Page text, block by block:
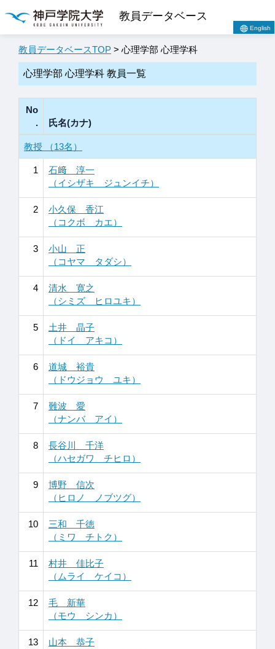
教員データベース
English
教員データベースTOP > 心理学部 心理学科
心理学部 心理学科 教員一覧
No
.
氏名(カナ)
教授 （13名）
1
石﨑 淳一
（イシザキ ジュンイチ）
2
小久保 香江
（コクボ カエ）
3
小山 正
（コヤマ タダシ）
4
清水 寛之
（シミズ ヒロユキ）
5
土井 晶子
（ドイ アキコ）
6
道城 裕貴
（ドウジョウ ユキ）
7
難波 愛
（ナンバ アイ）
8
長谷川 千洋
（ハセガワ チヒロ）
9
博野 信次
（ヒロノ ノブツグ）
10
三和 千徳
（ミワ チトク）
11
村井 佳比子
（ムライ ケイコ）
12
毛 新華
（モウ シンカ）
13
山本 恭子